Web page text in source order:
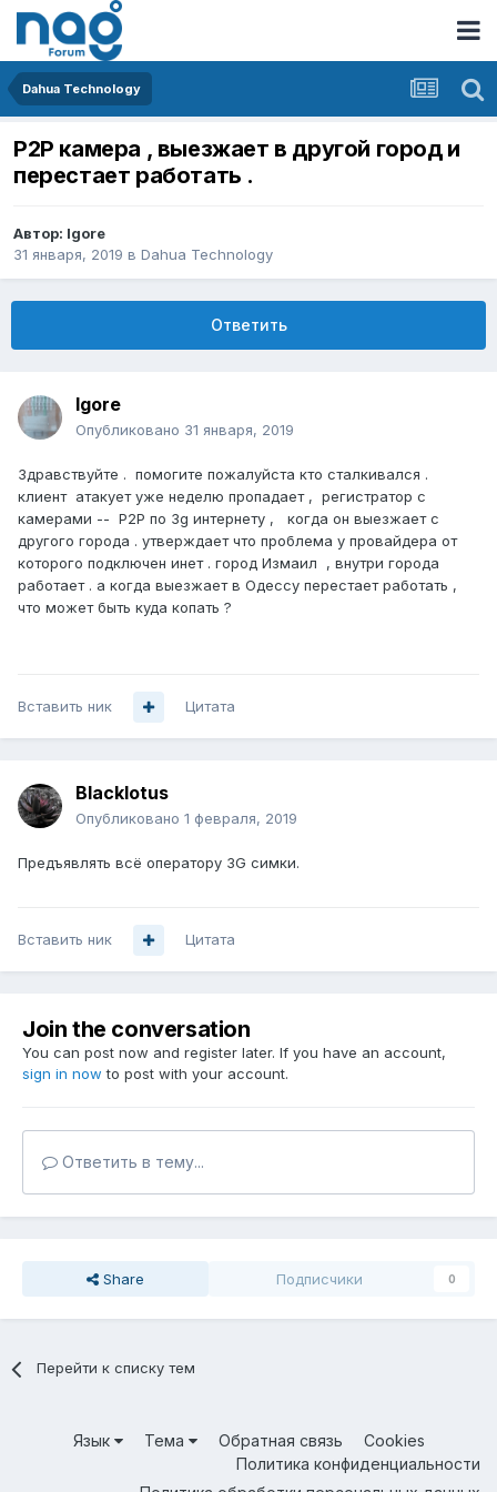
Dahua Technology
P2P камера , выезжает в другой город и
перестает работать .
Автор: Igore
31 января, 2019 в Dahua Technology
Ответить
Igore
Опубликовано 31 января, 2019
Здравствуйте . помогите пожалуйста кто сталкивался .
клиент атакует уже неделю пропадает , регистратор с
камерами -- P2P по 3g интернету , когда он выезжает с
другого города . утверждает что проблема у провайдера от
которого подключен инет . город Измаил , внутри города
работает . а когда выезжает в Одессу перестает работать ,
что может быть куда копать ?
Вставить ник Цитата
Blacklotus
Опубликовано 1 февраля, 2019
Предъявлять всё оператору 3G симки.
Вставить ник Цитата
Join the conversation
You can post now and register later. If you have an account,
sign in now to post with your account.
Ответить в тему...
Share Подписчики 0
Перейти к списку тем
Язык Тема Обратная связь
Cookies
Политика конфиденциальности